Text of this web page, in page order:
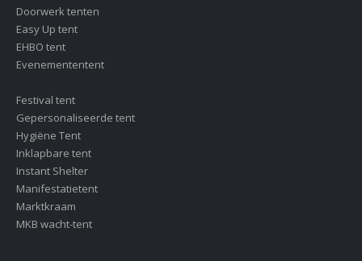
Doorwerk tenten
Easy Up tent
EHBO tent
Evenemententent
Festival tent
Gepersonaliseerde tent
Hygiëne Tent
Inklapbare tent
Instant Shelter
Manifestatietent
Marktkraam
MKB wacht-tent